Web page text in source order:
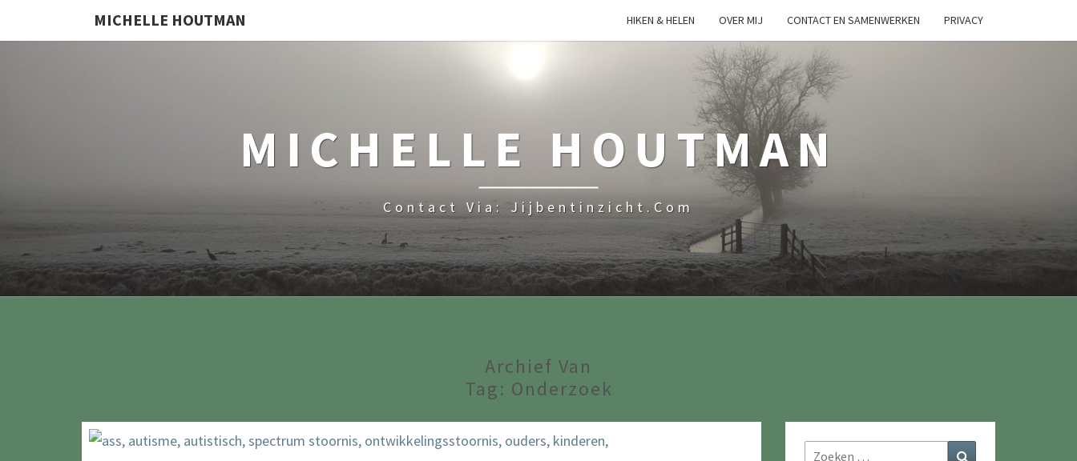
MICHELLE HOUTMAN HIKEN & HELEN OVER MIJ CONTACT EN SAMENWERKEN PRIVACY
MICHELLE HOUTMAN
Contact Via: Jijbentinzicht.com
Archief Van
Tag: Onderzoek
Zoeken